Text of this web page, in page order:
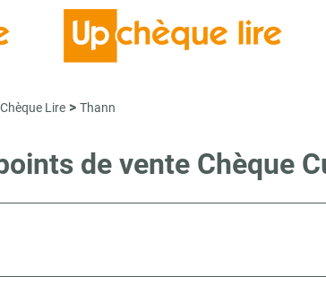
Lire > Thann
de vente Chèque